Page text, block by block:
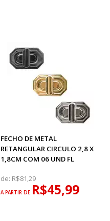
FECHO DE METAL
RETANGULAR CIRCULO 2,8 X
1,8CM COM 06 UND FL
de: R$81,29
A PARTIR DE R$45,99